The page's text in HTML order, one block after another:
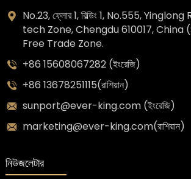
No.23, ফ্লোর 1, বিল্ডিং 1, No.555,
tech Zone, Chengdu 610017, China
Free Trade Zone.
+86 15608067282 (ইংরেজি)
+86 13678251115(রাশিয়ান)
sunport@ever-king.com (ইংরেজি)
marketing@ever-king.com(রাশিয়ান)
নিউজলেটার